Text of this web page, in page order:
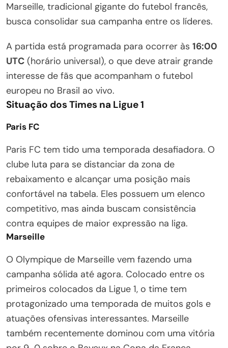
Marseille, tradicional gigante do futebol francês,
busca consolidar sua campanha entre os líderes.
A partida está programada para ocorrer às 16:00
UTC (horário universal), o que deve atrair grande
interesse de fãs que acompanham o futebol
europeu no Brasil ao vivo.
Situação dos Times na Ligue 1
Paris FC
Paris FC tem tido uma temporada desafiadora. O
clube luta para se distanciar da zona de
rebaixamento e alcançar uma posição mais
confortável na tabela. Eles possuem um elenco
competitivo, mas ainda buscam consistência
contra equipes de maior expressão na liga.
Marseille
O Olympique de Marseille vem fazendo uma
campanha sólida até agora. Colocado entre os
primeiros colocados da Ligue 1, o time tem
protagonizado uma temporada de muitos gols e
atuações ofensivas interessantes. Marseille
também recentemente dominou com uma vitória